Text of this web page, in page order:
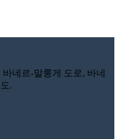
네르-말룽게 도로, 바네
.